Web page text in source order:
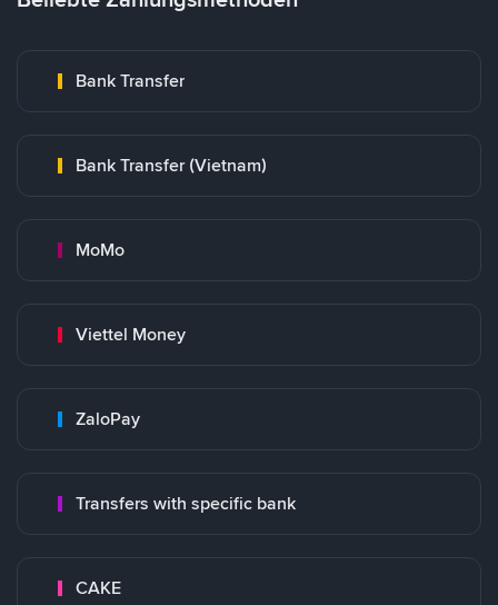
Bank Transfer
Bank Transfer (Vietnam)
MoMo
Viettel Money
ZaloPay
Transfers with specific bank
CAKE